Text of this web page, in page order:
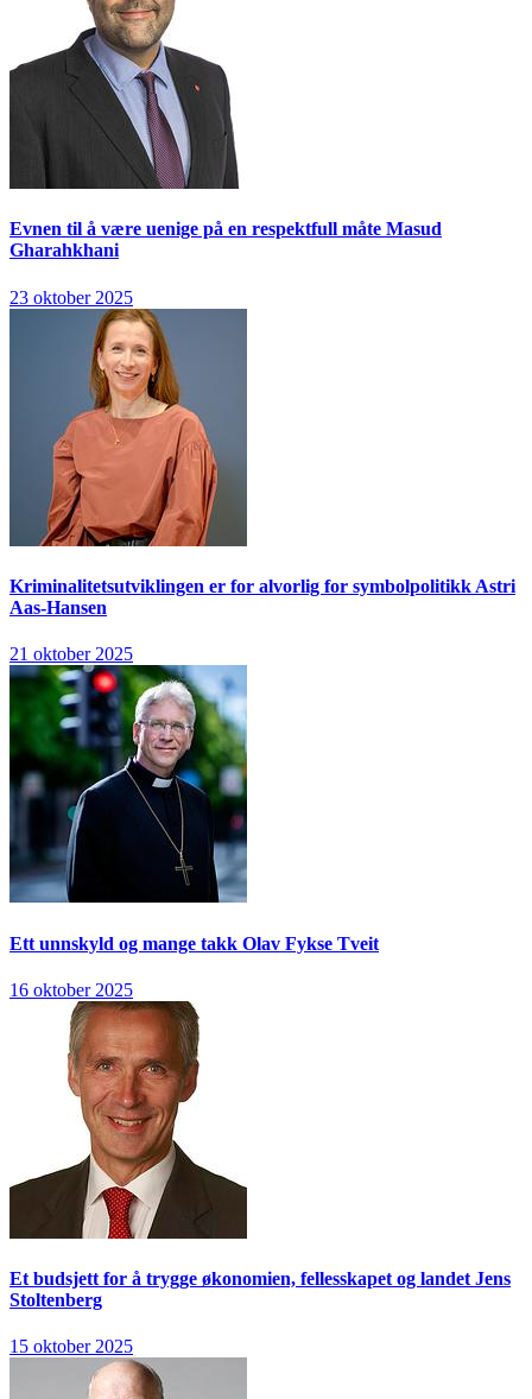
Evnen til å være uenige på en respektfull måte Masud
Gharahkhani
23 oktober 2025
Kriminalitetsutviklingen er for alvorlig for symbolpolitikk Astri
Aas-Hansen
21 oktober 2025
Ett unnskyld og mange takk Olav Fykse Tveit
16 oktober 2025
Et budsjett for å trygge økonomien, fellesskapet og landet Jens
Stoltenberg
15 oktober 2025